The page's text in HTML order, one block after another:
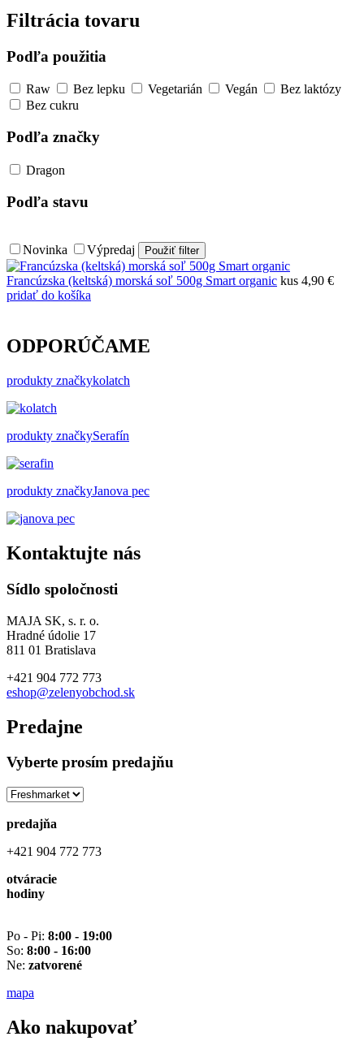
Filtrácia tovaru
Podľa použitia
Raw Bez lepku Vegetarián Vegán
Bez laktózy
Bez cukru
Podľa značky
Dragon
Podľa stavu
Novinka Výpredaj
Francúzska (keltská) morská soľ 500g Smart organic kus 4,90 €
pridať do košíka
ODPORÚČAME
produkty značkykolatch
produkty značkySerafín
produkty značkyJanova pec
Kontaktujte nás
Sídlo spoločnosti
MAJA SK, s. r. o.
Hradné údolie 17
811 01 Bratislava
+421 904 772 773
eshop@zelenyobchod.sk
Predajne
Vyberte prosím predajňu
predajňa
+421 904 772 773
otváracie
hodiny
Po - Pi: 8:00 - 19:00
So: 8:00 - 16:00
Ne: zatvorené
mapa
Ako nakupovať